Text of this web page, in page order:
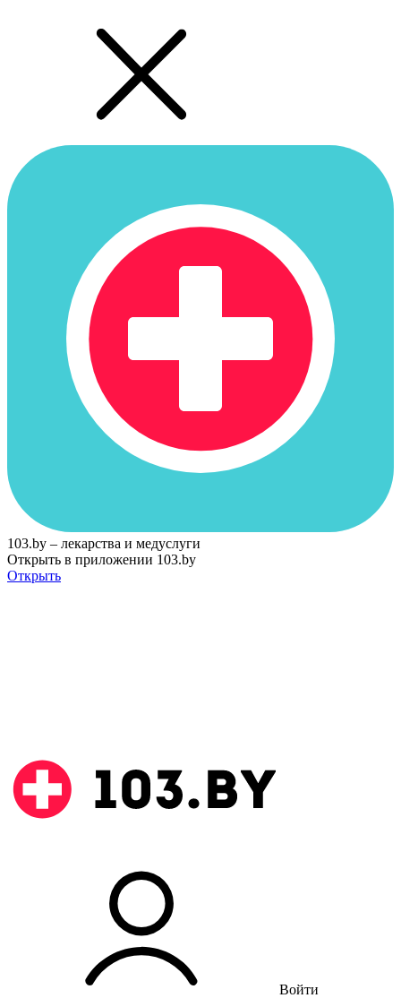
103.by – лекарства и медуслуги
Открыть в приложении 103.by
Открыть
Войти